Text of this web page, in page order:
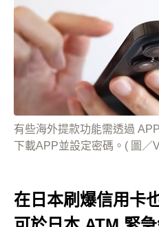
有些海外提款功能需透過
下載APP並設定密碼。( 圖／
在日本刷爆信用卡